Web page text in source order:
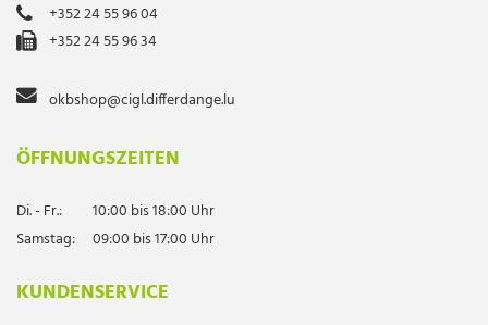
+352 24 55 96 04
+352 24 55 96 34
okbshop@cigl.differdange.lu
ÖFFNUNGSZEITEN
Di. - Fr.:
10:00 bis 18:00 Uhr
Samstag:
09:00 bis 17:00 Uhr
KUNDENSERVICE